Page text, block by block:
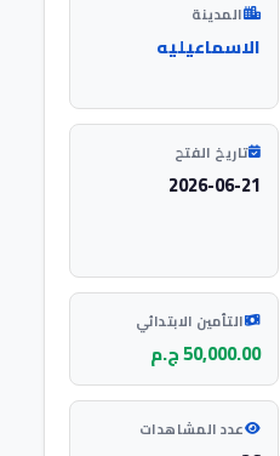
المدينة
الاسماعيليه
تاريخ الفتح
2026-06-21
التأمين الابتدائي
50,000.00 ج.م
عدد المشاهدات